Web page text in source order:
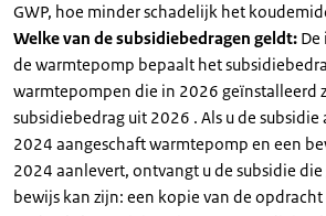
GWP, hoe minder schadelijk het
Welke van de subsidiebedragen geldt:
de warmtepomp bepaalt het
warmtepompen die in 2026 geïnstalleerd
subsidiebedrag uit 2026 . Als u de
2024 aangeschaft warmtepomp en een
2024 aanlevert, ontvangt u de subsidie
bewijs kan zijn: een kopie van de